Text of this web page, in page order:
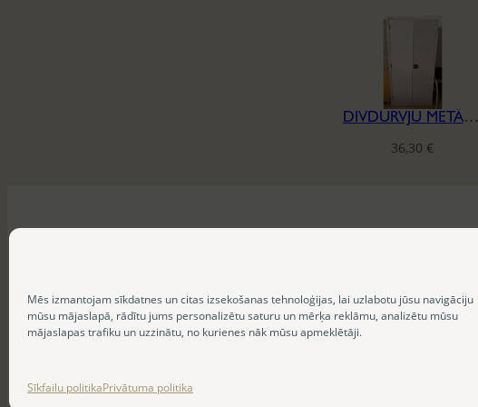
Mēs izmantojam sīkdatnes un citas izsekošanas tehnoloģijas, lai uzlabotu jūsu navigāciju
mūsu mājaslapā, rādītu jums personalizētu saturu un mērķa reklāmu, analizētu mūsu
mājaslapas trafiku un uzzinātu, no kurienes nāk mūsu apmeklētāji.
Sīkfailu politikaPrivātuma politika
DIVDURVJU METĀLA DOKUMENTU SKAPIS
36,30€